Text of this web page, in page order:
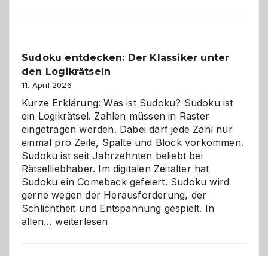
Sudoku entdecken: Der Klassiker unter
den Logikrätseln
11. April 2026
Kurze Erklärung: Was ist Sudoku? Sudoku ist
ein Logikrätsel. Zahlen müssen in Raster
eingetragen werden. Dabei darf jede Zahl nur
einmal pro Zeile, Spalte und Block vorkommen.
Sudoku ist seit Jahrzehnten beliebt bei
Rätselliebhaber. Im digitalen Zeitalter hat
Sudoku ein Comeback gefeiert. Sudoku wird
gerne wegen der Herausforderung, der
Schlichtheit und Entspannung gespielt. In
allen…Sudoku
weiterlesen